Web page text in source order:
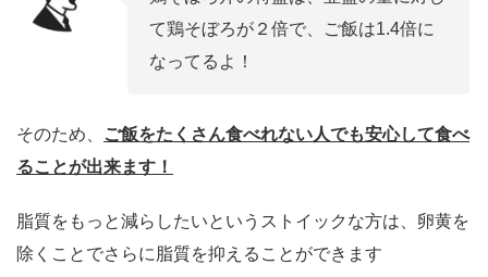
て鶏そぼろが２倍で、ご飯は1.4倍に
なってるよ！
そのため、
ご飯をたくさん食べれない人でも安心して食べ
ることが出来ます！
脂質をもっと減らしたいというストイックな方は、卵黄を
除くことでさらに脂質を抑えることができます